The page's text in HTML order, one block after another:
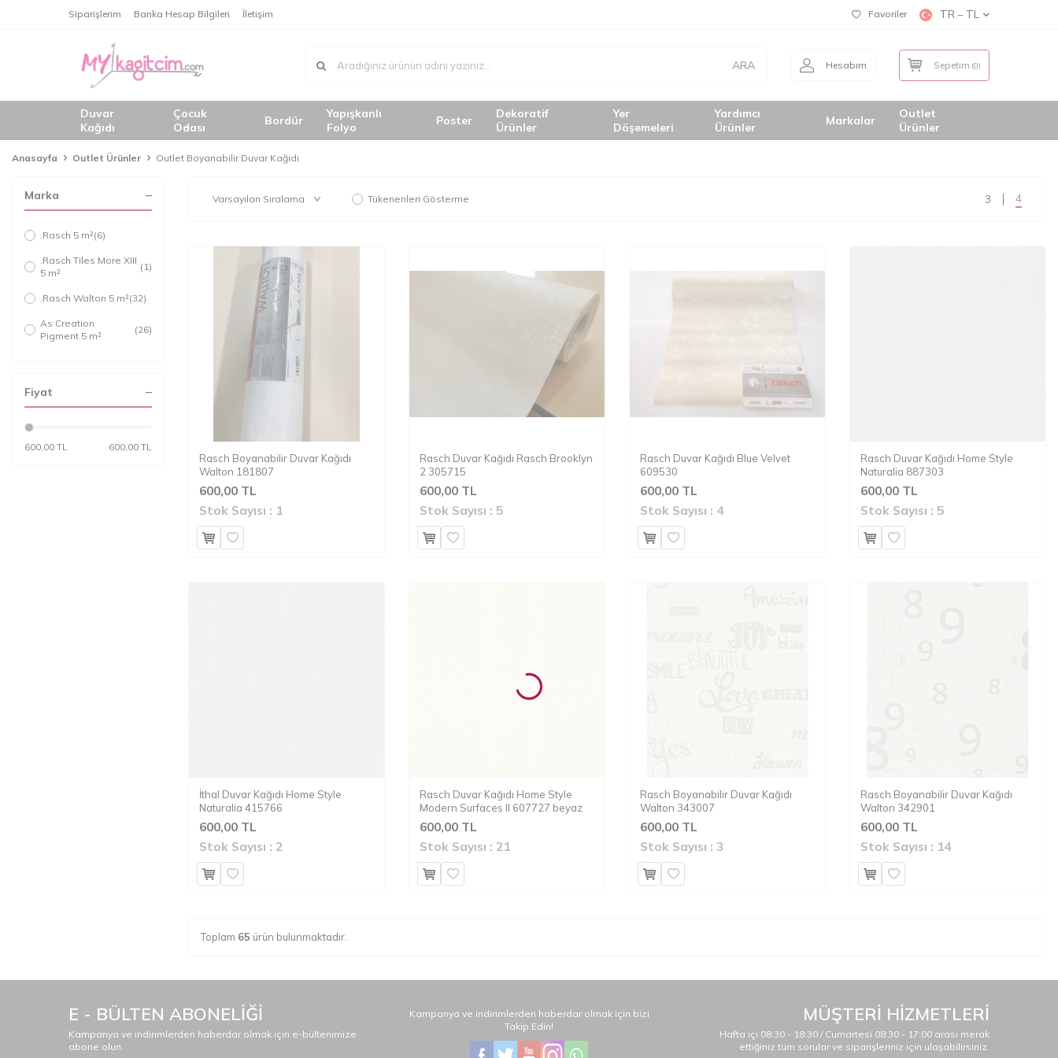
Siparişlerim Banka Hesap Bilgileri İletişim Favoriler TR − TL
ARA Hesabım Sepetim (0)
Duvar
Kağıdı
Çocuk
Odası
Bordür
Yapışkanlı
Folyo
Poster
Dekoratif
Ürünler
Yer
Döşemeleri
Yardımcı
Ürünler
Markalar
Outlet
Ürünler
Anasayfa Outlet Ürünler Outlet Boyanabilir Duvar Kağıdı
Marka
.Rasch 5 m²(6)
.Rasch Tiles More XIII
5 m²
(1)
.Rasch Walton 5 m²(32)
As Creation
Pigment 5 m²
(26)
Fiyat
600,00 TL 600,00 TL
Tükenenleri Gösterme 3 4
Rasch Boyanabilir Duvar Kağıdı
Walton 181807
600,00 TL
Stok Sayısı : 1
Rasch Duvar Kağıdı Rasch Brooklyn
2 305715
600,00 TL
Stok Sayısı : 5
Rasch Duvar Kağıdı Blue Velvet
609530
600,00 TL
Stok Sayısı : 4
Rasch Duvar Kağıdı Home Style
Naturalia 887303
600,00 TL
Stok Sayısı : 5
İthal Duvar Kağıdı Home Style
Naturalia 415766
600,00 TL
Stok Sayısı : 2
Rasch Duvar Kağıdı Home Style
Modern Surfaces II 607727 beyaz
600,00 TL
Stok Sayısı : 21
Rasch Boyanabilir Duvar Kağıdı
Walton 343007
600,00 TL
Stok Sayısı : 3
Rasch Boyanabilir Duvar Kağıdı
Walton 342901
600,00 TL
Stok Sayısı : 14
Toplam 65 ürün bulunmaktadır.
E - BÜLTEN ABONELİĞİ
Kampanya ve indirimlerden haberdar olmak için e-bültenimize
abone olun.
Kampanya ve indirimlerden haberdar olmak için bizi
Takip Edin!
MÜŞTERİ HİZMETLERİ
Hafta içi 08:30 - 18:30 / Cumartesi 08:30 - 17:00 arası merak
ettiğiniz tüm sorular ve siparişleriniz için ulaşabilirsiniz.